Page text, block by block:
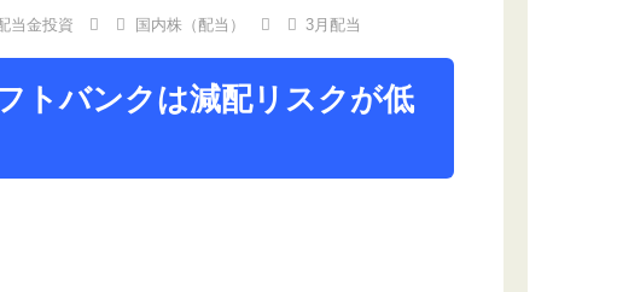
当金投資 国内株（配当） 3月配当
トバンクは減配リスクが低